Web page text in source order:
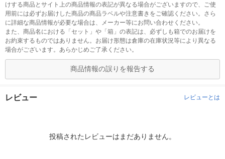
けする商品とサイト上の商品情報の表記が異なる場合がございますので、ご使
用前には必ずお届けした商品の商品ラベルや注意書きをご確認ください。さら
に詳細な商品情報が必要な場合は、メーカー等にお問い合わせください。
また、商品名における「セット」や「箱」の表記は、必ずしも箱でのお届けを
お約束するものではありません。お届け形態は倉庫の在庫状況等により異なる
場合がございます。あらかじめご了承ください。
商品情報の誤りを報告する
レビュー レビューとは
投稿されたレビューはまだありません。